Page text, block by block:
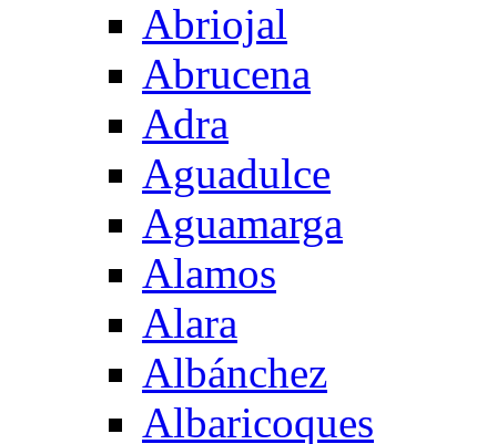
Abriojal
Abrucena
Adra
Aguadulce
Aguamarga
Alamos
Alara
Albánchez
Albaricoques